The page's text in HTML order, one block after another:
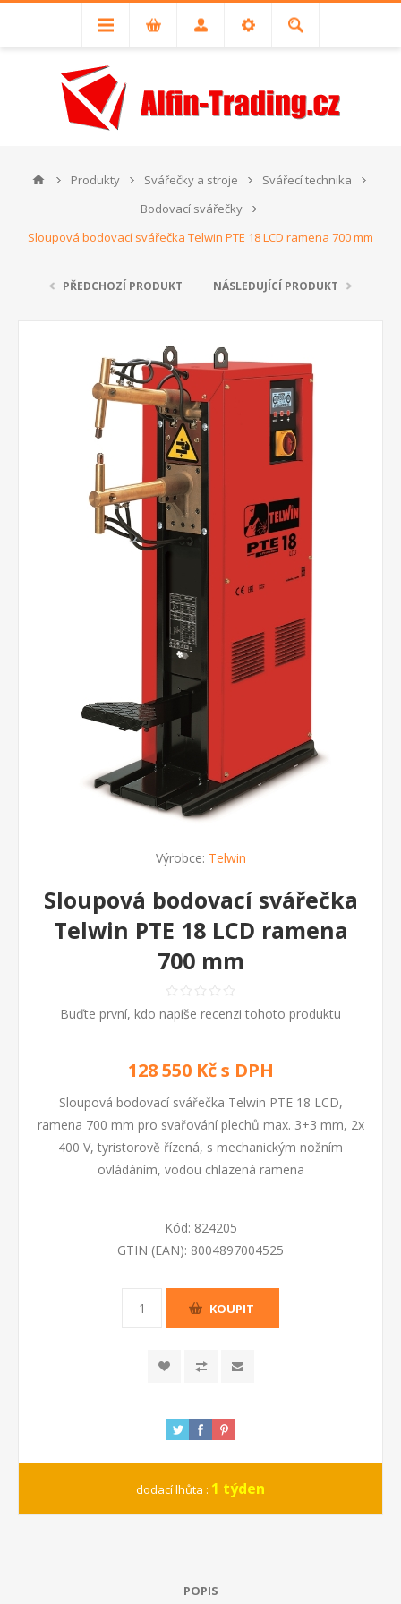
Produkty Svářečky a stroje
Svářecí technika
Bodovací svářečky
Sloupová bodovací svářečka Telwin PTE 18 LCD ramena 700 mm
PŘEDCHOZÍ PRODUKT NÁSLEDUJÍCÍ PRODUKT
Výrobce: Telwin
Sloupová bodovací svářečka
Telwin PTE 18 LCD ramena
700 mm
Buďte první, kdo napíše recenzi tohoto produktu
128 550 Kč s DPH
Sloupová bodovací svářečka Telwin PTE 18 LCD,
ramena 700 mm pro svařování plechů max. 3+3 mm, 2x
400 V, tyristorově řízená, s mechanickým nožním
ovládáním, vodou chlazená ramena
Kód: 824205
GTIN (EAN): 8004897004525
KOUPIT
dodací lhůta : 1 týden
POPIS